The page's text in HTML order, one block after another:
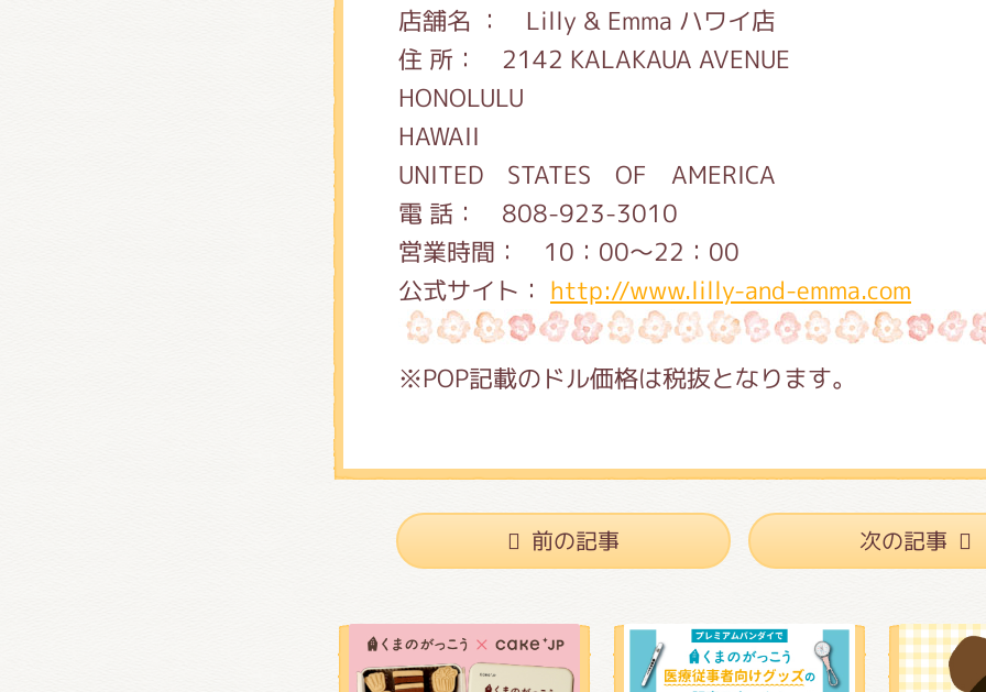
店舗名 ： Lilly & Emma ハワイ
住 所： 2142 KALAKAUA AVENUE
HONOLULU
HAWAII
UNITED STATES OF
電 話： 808-923-3010
営業時間： 10：00～22：00
公式サイト： http://www.lilly-and-emma.com
※POP記載のドル価格は税抜となります。
前の記事 次の記事